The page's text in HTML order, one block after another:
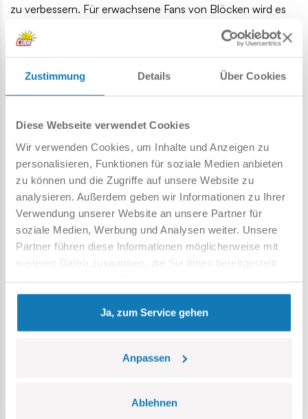
Zustimmung Details Über Cookies
Diese Webseite verwendet Cookies
Wir verwenden Cookies, um Inhalte und Anzeigen zu
personalisieren, Funktionen für soziale Medien anbieten
zu können und die Zugriffe auf unsere Website zu
analysieren. Außerdem geben wir Informationen zu Ihrer
Verwendung unserer Website an unsere Partner für
soziale Medien, Werbung und Analysen weiter. Unsere
Partner führen diese Informationen möglicherweise mit
weiteren Daten zusammen, die Sie ihnen bereitgestellt
gesammelt haben.
Ja, zum Service gehen
Anpassen
Ablehnen
zu verbessern. Für erwachsene Fans von Blöcken wird es
ein schönes Modell eines historischen Fahrzeugs sein und
vielleicht der Beginn einer zukünftigen Kollektion.
156 hochwertige Komponenten,
hergestellt in der EU von einem Unternehmen mit über
Sicherheitsstandards für Kinderprodukte erfüllen,
Blöcke mit Drucken verformen sich nicht und verblassen
nicht während des Spiels oder unter dem Einfluss von
Temperatur.
klare und intuitive Anleitung basierend auf Zeichnungen
und Symbolen,
durchdrehende Räder.
Spezifikation
Katalog-Nr.:
COBI-24593
Abmessungen der Verpackung:
23,5 x 18 x 5 cm
6 cm / 2.4″